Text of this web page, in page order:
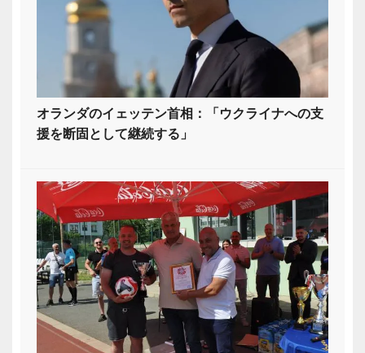
オランダのイェッテン首相：「ウクライナへの支
援を断固として継続する」